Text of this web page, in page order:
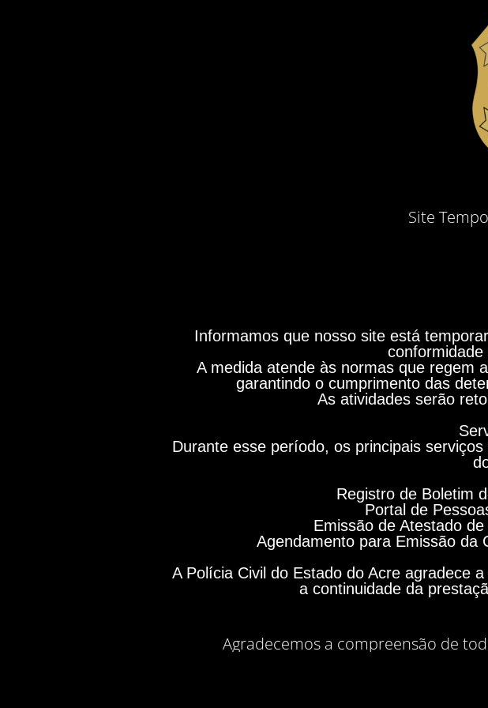
Site
Informamos que nosso site está
A medida atende às normas que regem
garantindo o cumprimento das
As atividades serão
Durante esse período, os principais
Registro de Boletim
Portal de
Emissão de Atestado
Agendamento para Emissão da
A Polícia Civil do Estado do Acre agradece
a continuidade da
Agradecemos a compreensão de